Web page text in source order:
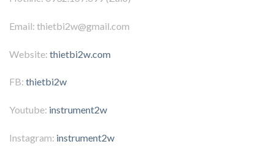
Email: thietbi2w@gmail.com
Website: thietbi2w.com
FB: thietbi2w
Youtube: instrument2w
Instagram: instrument2w